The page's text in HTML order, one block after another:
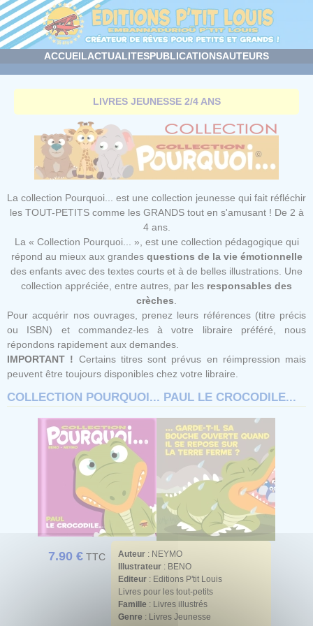
ACCUEILACTUALITESPUBLICATIONSAUTEURS
LIVRES JEUNESSE 2/4 ANS
La collection Pourquoi... est une collection jeunesse qui fait réfléchir
les TOUT-PETITS comme les GRANDS tout en s'amusant ! De 2 à
4 ans.
La « Collection Pourquoi... », est une collection pédagogique qui
répond au mieux aux grandes questions de la vie émotionnelle
des enfants avec des textes courts et à de belles illustrations. Une
collection appréciée, entre autres, par les responsables des
crèches
Pour acquérir nos ouvrages, prenez leurs références (titre précis
ou ISBN) et commandez-les à votre libraire préféré, nous
répondons rapidement aux demandes.
IMPORTANT ! Certains titres sont prévus en réimpression mais
peuvent être toujours disponibles chez votre libraire.
COLLECTION POURQUOI... PAUL LE CROCODILE...
7.90 €TTC Auteur: NEYMO
Illustrateur: BENO
Editeur: Editions P'tit Louis
Livres pour les tout-petits
Famille : Livres illustrés
Genre : Livres Jeunesse
Panneau de gestion des cookies